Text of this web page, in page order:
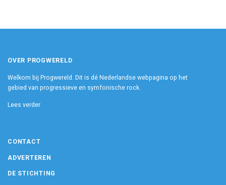
OVER PROGWERELD
Welkom bij Progwereld. Dit is dé Nederlandse webpagina op het
gebied van progressieve en symfonische rock.
Lees verder
CONTACT
ADVERTEREN
DE STICHTING